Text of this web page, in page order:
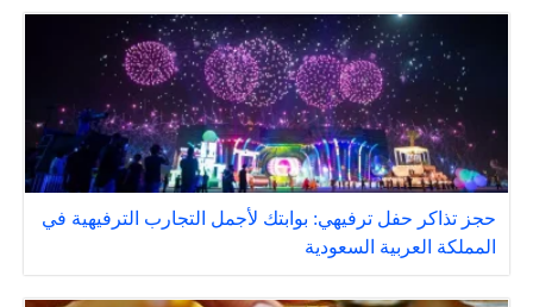
حجز تذاكر حفل ترفيهي: بوابتك لأجمل التجارب الترفيهية في
المملكة العربية السعودية